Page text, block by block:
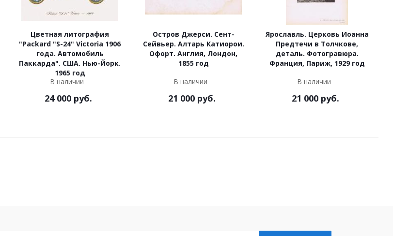
Цветная литография
"Packard "S-24" Victoria 1906
года. Автомобиль
Паккарда". США. Нью-Йорк.
1965 год
В наличии
24 000руб.
Остров Джерси. Сент-
Сейвьер. Алтарь Катиорои.
Офорт. Англия, Лондон,
1855 год
В наличии
21 000руб.
Ярославль. Церковь Иоанна
Предтечи в Толчкове,
деталь. Фотогравюра.
Франция, Париж, 1929 год
В наличии
21 000руб.